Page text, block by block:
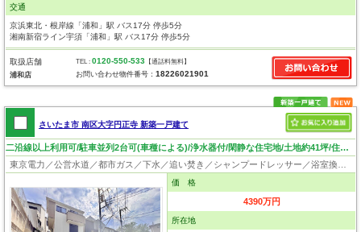
交通
京浜東北・根岸線「浦和」駅 バス17分 停歩5分
湘南新宿ライン宇須「浦和」駅 バス17分 停歩5分
取扱店舗
浦和店
TEL :0120-550-533 【通話料無料】
お問い合わせ物件番号：18226021901
さいたま市 南区大字円正寺 新築一戸建て
二沿線以上利用可/駐車並列2台可(車種による)/浄水器付/閑静な住宅地/土地約41坪/住環境・日当り良好！
価 格
4390万円
所在地